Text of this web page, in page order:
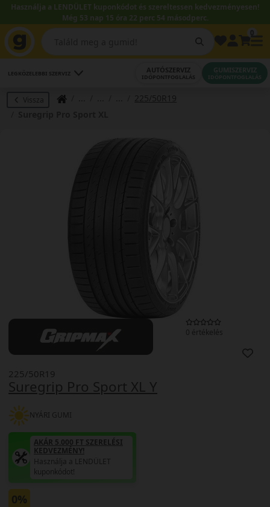
Használja a LENDÜLET kuponkódot és szereltessen kedvezményesen!
Még 53 nap 15 óra 22 perc 53 másodperc.
LEGKÖZELEBBI SZERVIZ AUTÓSZERVIZ
IDŐPONTFOGLALÁS
GUMISZERVIZ
IDŐPONTFOGLALÁS
Vissza
225/50R19
0 értékelés
Suregrip Pro Sport XL Y
225/50R19
NYÁRI GUMI
AKÁR 5.000 FT SZERELÉSI
KEDVEZMÉNY!
Használja a LENDÜLET
kuponkódot!
0%